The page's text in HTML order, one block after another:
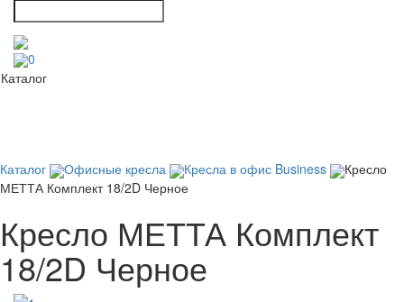
0
Каталог
Каталог Офисные кресла Кресла в офис Business
Кресло
МЕТТА Комплект 18/2D Черное
Кресло МЕТТА Комплект
18/2D Черное